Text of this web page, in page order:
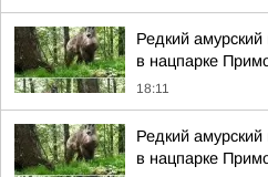
Редкий
в нацпарке
18:11
Редкий
в нацпарке